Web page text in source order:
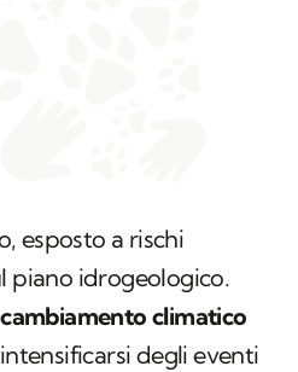
esposto a rischi
piano idrogeologico.
cambiamento climatico
degli eventi